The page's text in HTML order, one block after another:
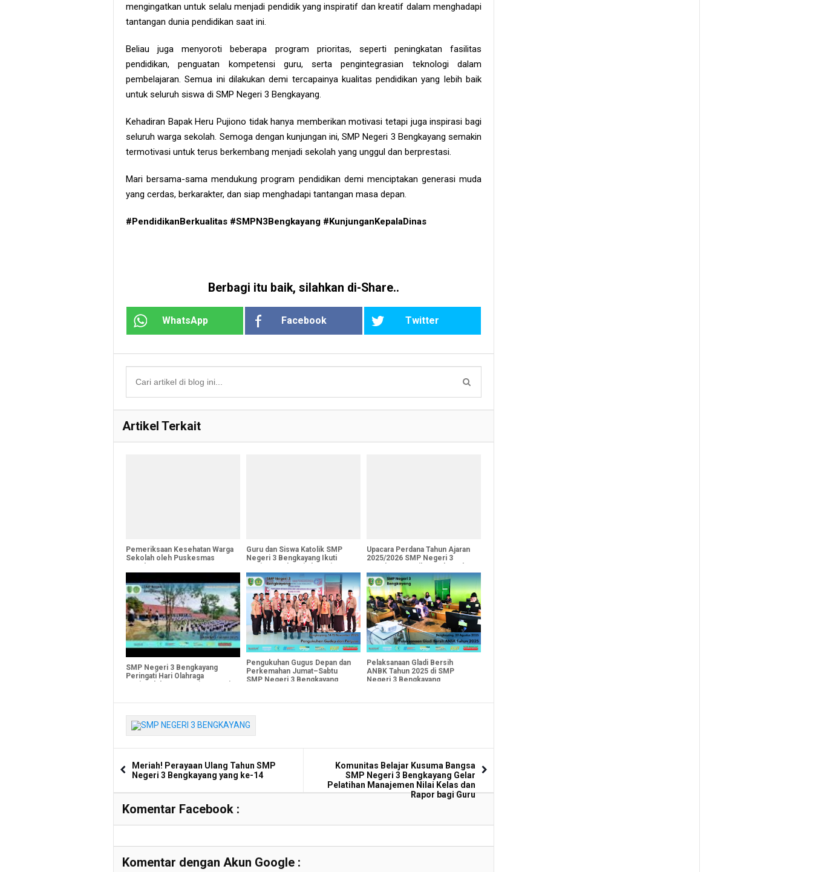
mengingatkan untuk selalu menjadi pendidik yang inspiratif dan kreatif dalam menghadapi
tantangan dunia pendidikan saat ini.
Beliau juga menyoroti beberapa program prioritas, seperti peningkatan fasilitas
pendidikan, penguatan kompetensi guru, serta pengintegrasian teknologi dalam
pembelajaran. Semua ini dilakukan demi tercapainya kualitas pendidikan yang lebih baik
untuk seluruh siswa di SMP Negeri 3 Bengkayang.
Kehadiran Bapak Heru Pujiono tidak hanya memberikan motivasi tetapi juga inspirasi bagi
seluruh warga sekolah. Semoga dengan kunjungan ini, SMP Negeri 3 Bengkayang semakin
termotivasi untuk terus berkembang menjadi sekolah yang unggul dan berprestasi.
Mari bersama-sama mendukung program pendidikan demi menciptakan generasi muda
yang cerdas, berkarakter, dan siap menghadapi tantangan masa depan.
#PendidikanBerkualitas #SMPN3Bengkayang #KunjunganKepalaDinas
Berbagi itu baik, silahkan di-Share..
WhatsApp Facebook Twitter
Artikel Terkait
Pemeriksaan Kesehatan Warga
Sekolah oleh Puskesmas
Guru dan Siswa Katolik SMP
Negeri 3 Bengkayang Ikuti
Nasional di Bengkayang
Upacara Perdana Tahun Ajaran
2025/2026 SMP Negeri 3
Teknologi Jadi Sorotan
SMP Negeri 3 Bengkayang
Peringati Hari Olahraga
Pengukuhan Gugus Depan dan
Perkemahan Jumat–Sabtu
SMP Negeri 3 Bengkayang
Pelaksanaan Gladi Bersih
ANBK Tahun 2025 di SMP
Negeri 3 Bengkayang
Meriah! Perayaan Ulang Tahun SMP
Negeri 3 Bengkayang yang ke-14
Komunitas Belajar Kusuma Bangsa
SMP Negeri 3 Bengkayang Gelar
Pelatihan Manajemen Nilai Kelas dan
Rapor bagi Guru
Komentar Facebook :
Komentar dengan Akun Google :